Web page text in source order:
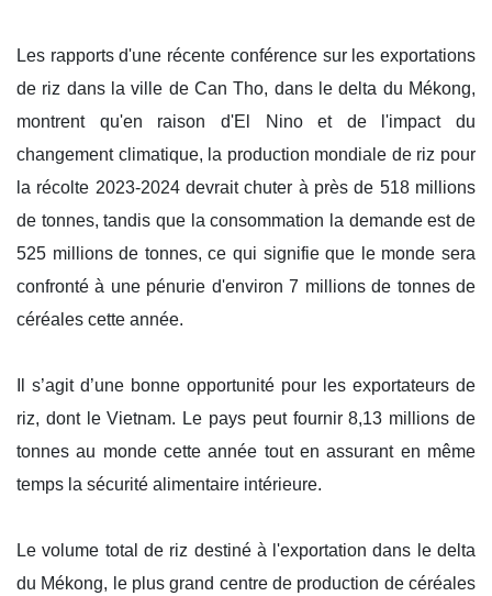
Les rapports d'une récente conférence sur les exportations
de riz dans la ville de Can Tho, dans le delta du Mékong,
montrent qu'en raison d'El Nino et de l'impact du
changement climatique, la production mondiale de riz pour
la récolte 2023-2024 devrait chuter à près de 518 millions
de tonnes, tandis que la consommation la demande est de
525 millions de tonnes, ce qui signifie que le monde sera
confronté à une pénurie d'environ 7 millions de tonnes de
céréales cette année.
Il s’agit d’une bonne opportunité pour les exportateurs de
riz, dont le Vietnam. Le pays peut fournir 8,13 millions de
tonnes au monde cette année tout en assurant en même
temps la sécurité alimentaire intérieure.
Le volume total de riz destiné à l'exportation dans le delta
du Mékong, le plus grand centre de production de céréales